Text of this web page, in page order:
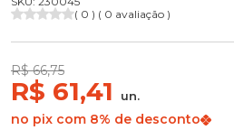
( 0 ) ( 0 avaliação )
R$ 66,75
R$ 61,41 un.
no pix com 8% de desconto